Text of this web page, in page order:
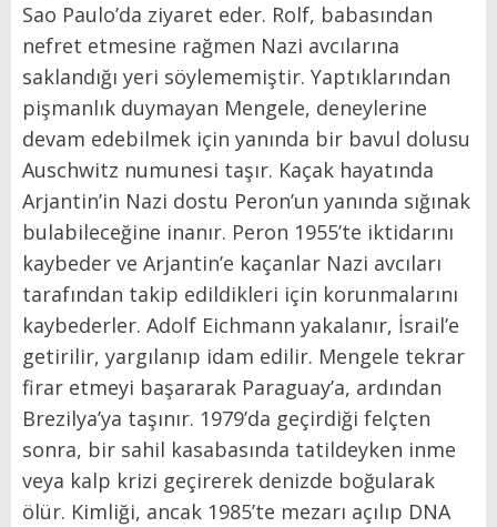
Sao Paulo’da ziyaret eder. Rolf, babasından
nefret etmesine rağmen Nazi avcılarına
saklandığı yeri söylememiştir. Yaptıklarından
pişmanlık duymayan Mengele, deneylerine
devam edebilmek için yanında bir bavul dolusu
Auschwitz numunesi taşır. Kaçak hayatında
Arjantin’in Nazi dostu Peron’un yanında sığınak
bulabileceğine inanır. Peron 1955’te iktidarını
kaybeder ve Arjantin’e kaçanlar Nazi avcıları
tarafından takip edildikleri için korunmalarını
kaybederler. Adolf Eichmann yakalanır, İsrail’e
getirilir, yargılanıp idam edilir. Mengele tekrar
firar etmeyi başararak Paraguay’a, ardından
Brezilya’ya taşınır. 1979’da geçirdiği felçten
sonra, bir sahil kasabasında tatildeyken inme
veya kalp krizi geçirerek denizde boğularak
ölür. Kimliği, ancak 1985’te mezarı açılıp DNA